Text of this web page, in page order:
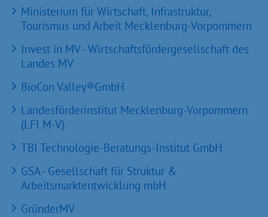
Ministerium für Wirtschaft, Infrastruktur,
Tourismus und Arbeit Mecklenburg-Vorpommern
Invest in MV - Wirtschaftsfördergesellschaft des
Landes MV
BioCon Valley®GmbH
Landesförderinstitut Mecklenburg-Vorpommern
(LFI M-V)
TBI Technologie-Beratungs-Institut GmbH
GSA - Gesellschaft für Struktur &
Arbeitsmarktentwicklung mbH
GründerMV